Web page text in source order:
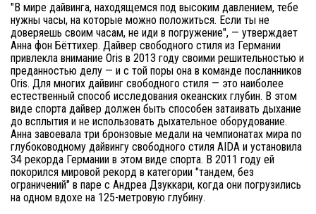
"В мире дайвинга, находящемся под высоким давлением, тебе
нужны часы, на которые можно положиться. Если ты не
доверяешь своим часам, не иди в погружение", — утверждает
Анна фон Бёттихер. Дайвер свободного стиля из Германии
привлекла внимание Oris в 2013 году своими решительностью и
преданностью делу — и с той поры она в команде посланников
Oris. Для многих дайвинг свободного стиля — это наиболее
естественный способ исследования океанских глубин. В этом
виде спорта дайвер должен быть способен затаивать дыхание
до всплытия и не использовать дыхательное оборудование.
Анна завоевала три бронзовые медали на чемпионатах мира по
глубоководному дайвингу свободного стиля AIDA и установила
34 рекорда Германии в этом виде спорта. В 2011 году ей
покорился мировой рекорд в категории "тандем, без
ограничений" в паре с Андреа Дзуккари, когда они погрузились
на одном вдохе на 125-метровую глубину.